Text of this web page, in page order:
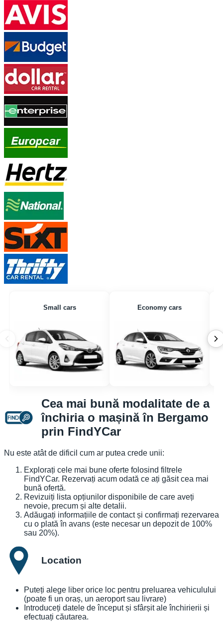
Small cars Economy cars
Cea mai bună modalitate de a
închiria o mașină în Bergamo
prin FindYCar
Nu este atât de dificil cum ar putea crede unii:
Explorați cele mai bune oferte folosind filtrele
FindYCar. Rezervați acum odată ce ați găsit cea mai
bună ofertă.
Revizuiți lista opțiunilor disponibile de care aveți
nevoie, precum și alte detalii.
Adăugați informațiile de contact și confirmați rezervarea
cu o plată în avans (este necesar un depozit de 100%
sau 20%).
Location
Puteți alege liber orice loc pentru preluarea vehiculului
(poate fi un oraș, un aeroport sau livrare)
Introduceți datele de început și sfârșit ale închirierii și
efectuați căutarea.